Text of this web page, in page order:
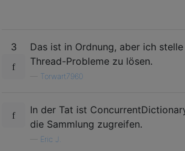
3
Das ist in Ordnung, aber ich
Thread-Probleme zu lösen.
Torwart7960
In der Tat ist
die Sammlung zugreifen.
Eric J.